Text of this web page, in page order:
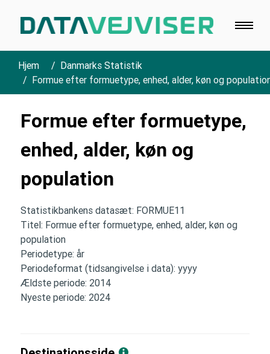
Hjem
Danmarks Statistik
Formue efter formuetype, enhed, alder, køn og
Formue efter formuetype,
enhed, alder, køn og
population
Statistikbankens datasæt: FORMUE11
Titel: Formue efter formuetype, enhed, alder, køn og
population
Periodetype: år
Periodeformat (tidsangivelse i data): yyyy
Ældste periode: 2014
Nyeste periode: 2024